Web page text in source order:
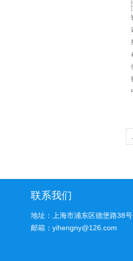
联系我们
地址：上海市浦东区德堡路38号
邮箱：yihengny@126.com